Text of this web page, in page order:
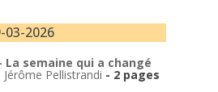
03-2026
La semaine qui a changé
Jérôme Pellistrandi - 2 pages